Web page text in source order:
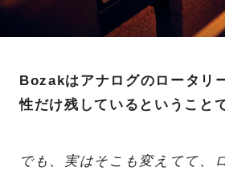
Bozakはアナログのロータリ
性だけ残しているということ
でも、実はそこも変えてて、